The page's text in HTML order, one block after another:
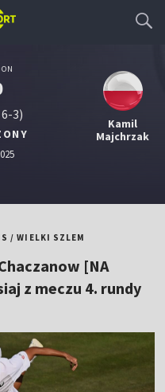
3)
Kamil
Majchrzak
/WIELKI SZLEM
[NA
z meczu 4. rundy